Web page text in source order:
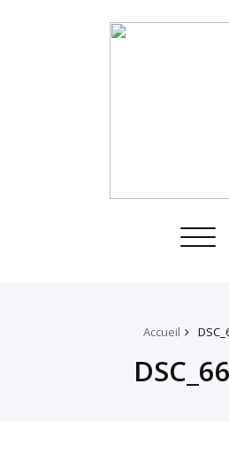
Toggle
Accueil